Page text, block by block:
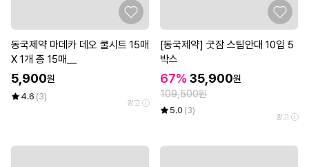
동국제약 마데카 데오 쿨시트 15매
X 1개 총 15매__
5,900원
4.6 (3)
광고
[동국제약] 굿잠 스팀안대 10입 5
박스
67% 35,900원
109,500원
5.0 (3)
광고